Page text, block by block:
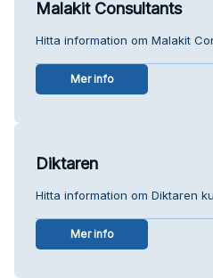
Malakit Consultants
Hitta information om Malakit
Mer info
Diktaren
Hitta information om Diktaren
Mer info